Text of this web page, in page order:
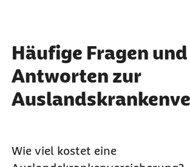
Häufige Fragen und
Antworten zur
Wie viel kostet eine